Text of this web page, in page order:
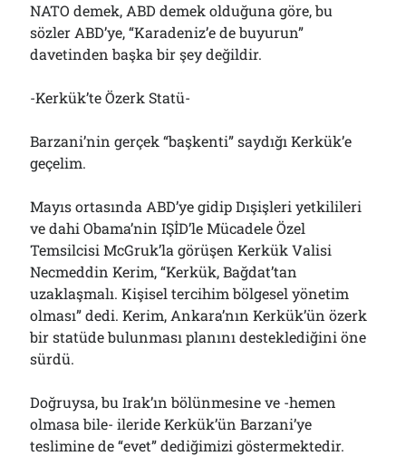
NATO demek, ABD demek olduğuna göre, bu
sözler ABD’ye, “Karadeniz’e de buyurun”
davetinden başka bir şey değildir.
-Kerkük’te Özerk Statü-
Barzani’nin gerçek “başkenti” saydığı Kerkük’e
geçelim.
Mayıs ortasında ABD’ye gidip Dışişleri yetkilileri
ve dahi Obama’nin IŞİD’le Mücadele Özel
Temsilcisi McGruk’la görüşen Kerkük Valisi
Necmeddin Kerim, “Kerkük, Bağdat’tan
uzaklaşmalı. Kişisel tercihim bölgesel yönetim
olması” dedi. Kerim, Ankara’nın Kerkük’ün özerk
bir statüde bulunması planını desteklediğini öne
sürdü.
Doğruysa, bu Irak’ın bölünmesine ve -hemen
olmasa bile- ileride Kerkük’ün Barzani’ye
teslimine de “evet” dediğimizi göstermektedir.